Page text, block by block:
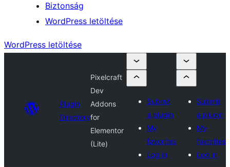
Biztonság
WordPress letöltése
WordPress letöltése
Plugin
Directory
Pixelcraft
Dev
Addons
for
Elementor
(Lite)
Submit
a plugin
My
favorites
Log in
Submit
a plugin
My
favorites
Log in